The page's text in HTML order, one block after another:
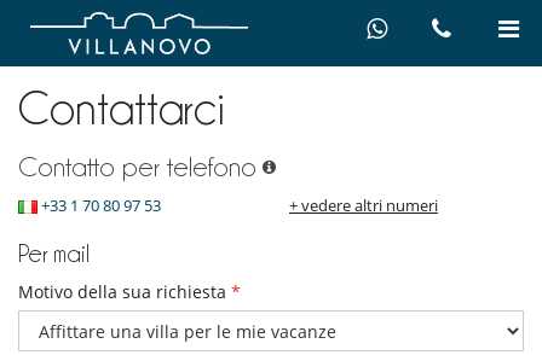
Contattarci
Contatto per telefono
+33 1 70 80 97 53 + vedere altri numeri
Per mail
Motivo della sua richiesta *